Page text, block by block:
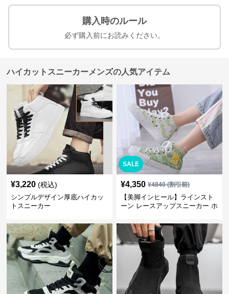
購入時のルール
必ず購入前にお読みください。
ハイカットスニーカーメンズの人気アイテム
¥3,220 (税込)
シンプルデザイン厚底ハイカッ
トスニーカー
SALE
¥4,350 ¥4840(割引前)
【美脚インヒール】ラインスト
ーン レースアップスニーカー ホ